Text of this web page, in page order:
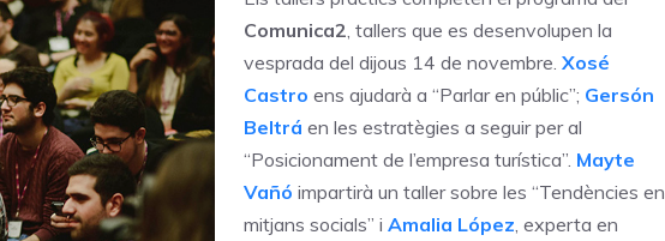
Comunica2, tallers que es desenvolupen la
vesprada del dijous 14 de novembre. Xosé
Castro ens ajudarà a “Parlar en públic”; Gersón
Beltrá en les estratègies a seguir per al
“Posicionament de l’empresa turística”. Mayte
Vañó impartirà un taller sobre les “Tendències en
mitjans socials” i Amalia López, experta en